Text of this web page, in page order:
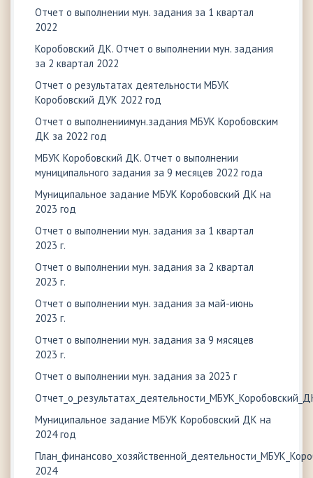
Отчет о выполнении мун. задания за 1 квартал
2022
Коробовский ДК. Отчет о выполнении мун. задания
за 2 квартал 2022
Отчет о результатах деятельности МБУК
Коробовский ДУК 2022 год
Отчет о выполнениимун.задания МБУК Коробовским
ДК за 2022 год
МБУК Коробовский ДК. Отчет о выполнении
муниципального задания за 9 месяцев 2022 года
Муниципальное задание МБУК Коробовский ДК на
2023 год
Отчет о выполнении мун. задания за 1 квартал
2023 г.
Отчет о выполнении мун. задания за 2 квартал
2023 г.
Отчет о выполнении мун. задания за май-июнь
2023 г.
Отчет о выполнении мун. задания за 9 мясяцев
2023 г.
Отчет о выполнении мун. задания за 2023 г
Муниципальное задание МБУК Коробовский ДК на
2024 год
2024